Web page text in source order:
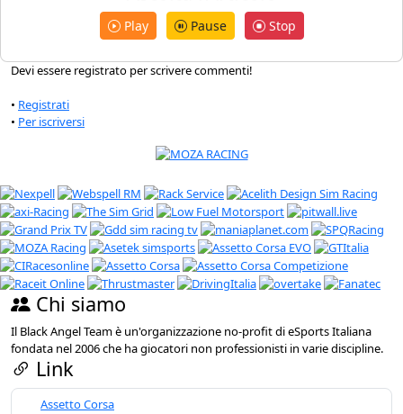
Play Pause Stop
Devi essere registrato per scrivere commenti!
• Registrati
• Per iscriversi
Chi siamo
Il Black Angel Team è un'organizzazione no-profit di eSports Italiana
fondata nel 2006 che ha giocatori non professionisti in varie discipline.
Link
Assetto Corsa